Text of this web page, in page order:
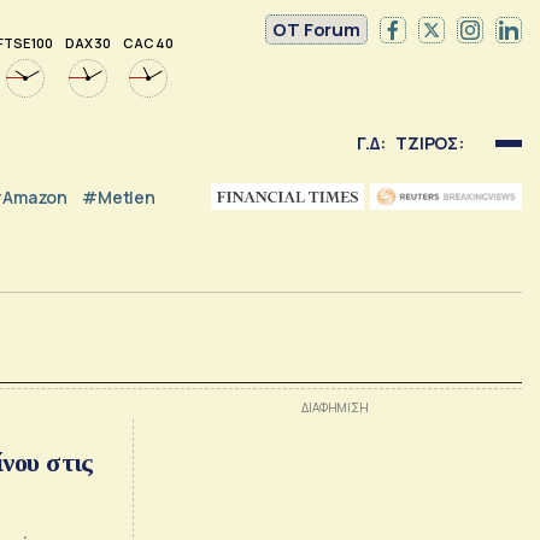
100 DAX 30 CAC 40
OT Forum
Γ.Δ: ΤΖΙΡΟΣ:
#Metlen
στις